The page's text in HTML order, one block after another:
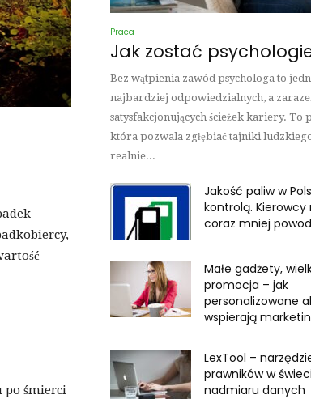
po śmierci
Praca
Jak zostać
Bez wątpienia zawód psychologa to
najbardziej odpowiedzialnych, a
satysfakcjonujących ścieżek kariery. To
która pozwala zgłębiać tajniki
realnie...
Jakość paliw w
kontrolą. Kierowcy
coraz mniej
Małe gadżety,
promocja – jak
personalizowane
wspierają
LexTool –
prawników w
nadmiaru danych